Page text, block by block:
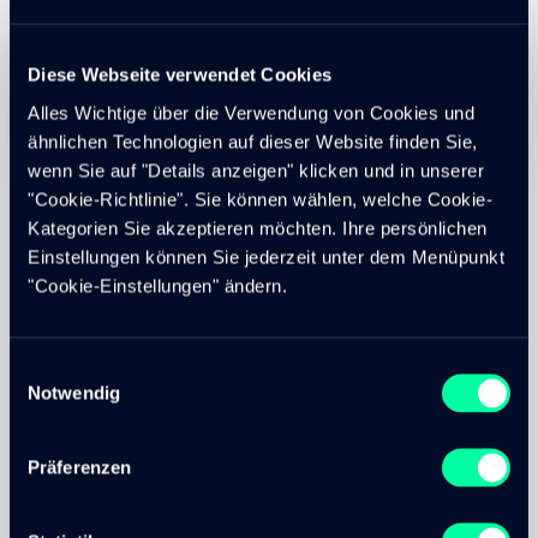
Diese Webseite verwendet Cookies
Alles Wichtige über die Verwendung von Cookies und
ähnlichen Technologien auf dieser Website finden Sie,
wenn Sie auf "Details anzeigen" klicken und in unserer
"Cookie-Richtlinie". Sie können wählen, welche Cookie-
Kategorien Sie akzeptieren möchten. Ihre persönlichen
Einstellungen können Sie jederzeit unter dem Menüpunkt
"Cookie-Einstellungen" ändern.
Notwendig
Präferenzen
Sulu CMS Admin-Oberfläche
Inhaltsstruktur erstellen & neue Seiten hinzufügen
Was bringt die schönste Webseite, ohne wertvolle Inhalte.
Mit dem Sulu Content Management System können Sie
diese wertvollen Inhalte nun selber erstellen und
aufgebaut, wie die Ordnerverwaltung auf allen gängigen
Computern. Pro Hierarchiestufe gibt es eine Spalte. Die
können auf jeder Stufe beliebig viele Seiten hinzufügen.
Natürlich kann man im Sulu auch bereits bestehende